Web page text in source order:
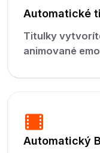
Automatické
Titulky
animované
Automatický